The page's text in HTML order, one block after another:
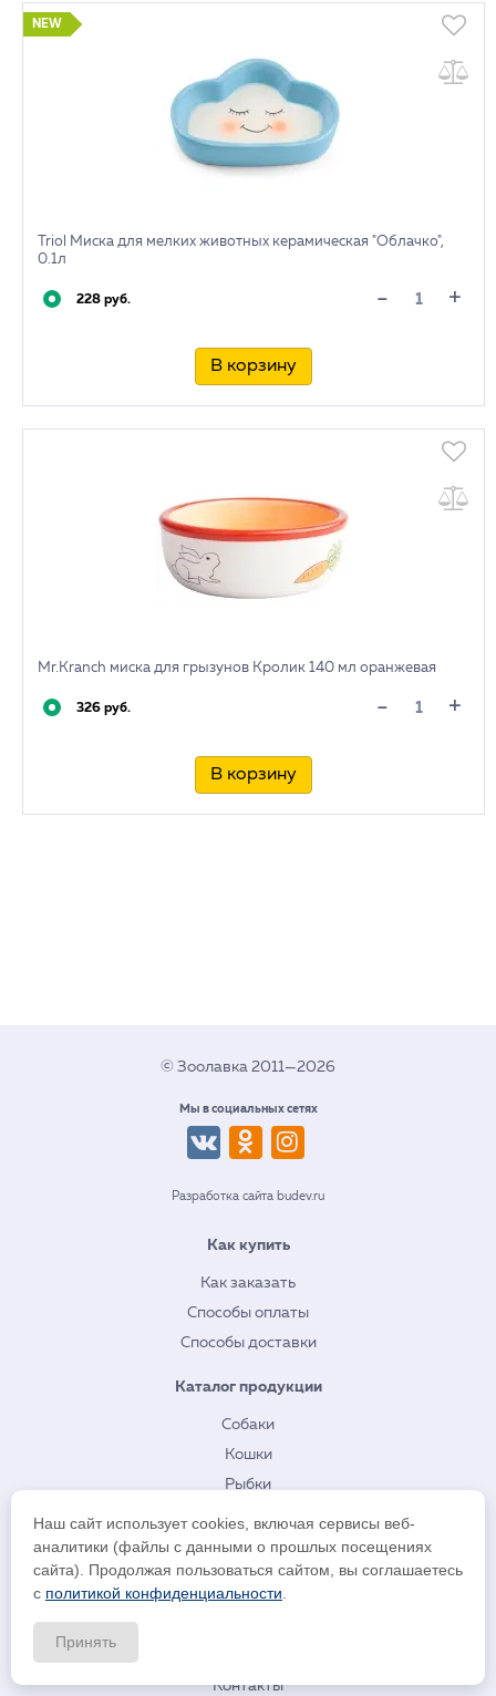
NEW
Triol Миска для мелких животных керамическая "Облачко",
0.1л
228 руб. - +
В корзину
Mr.Kranch миска для грызунов Кролик 140 мл оранжевая
326 руб. - +
В корзину
© Зоолавка 2011—2026
Мы в социальных сетях
Разработка сайта budev.ru
Как купить
Как заказать
Способы оплаты
Способы доставки
Каталог продукции
Собаки
Кошки
Рыбки
Птицы
Рептилии
Грызуны
Ветеринария
Контакты
Наш сайт использует cookies, включая сервисы веб-
аналитики (файлы с данными о прошлых посещениях
сайта). Продолжая пользоваться сайтом, вы соглашаетесь
с политикой конфиденциальности
Принять